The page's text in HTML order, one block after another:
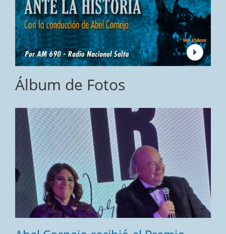
Álbum de Fotos